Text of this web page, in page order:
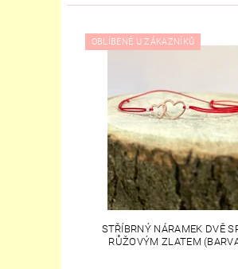
OBLÍBENÉ U ZÁKAZNÍKŮ
STŘÍBRNÝ NÁRAMEK DVĚ
RŮŽOVÝM ZLATEM